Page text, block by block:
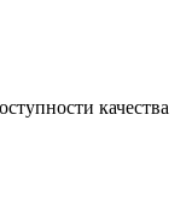
качества